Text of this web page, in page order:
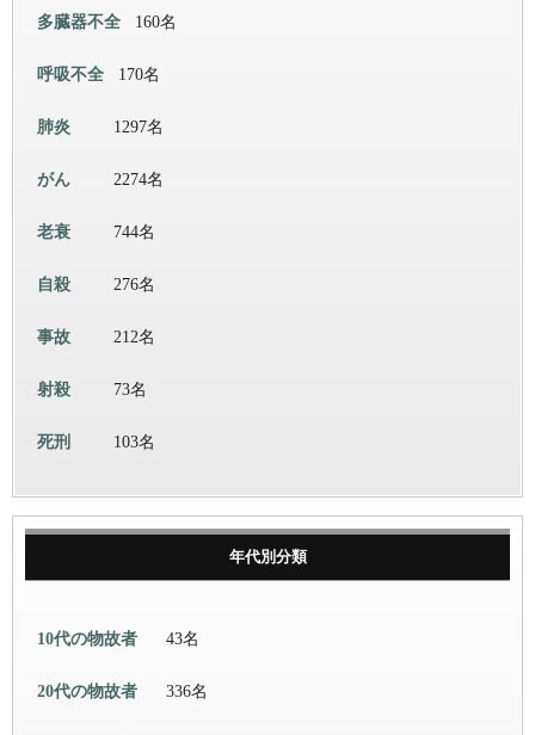
多臓器不全 160名
呼吸不全 170名
肺炎 1297名
がん 2274名
老衰 744名
自殺 276名
事故 212名
射殺 73名
死刑 103名
年代別分類
10代の物故者 43名
20代の物故者 336名